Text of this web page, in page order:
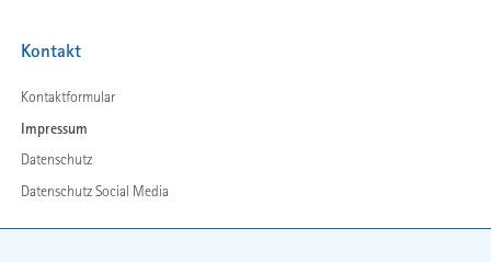
Navigation
Kontakt
Kontaktformular
Impressum
Datenschutz
Datenschutz Social Media